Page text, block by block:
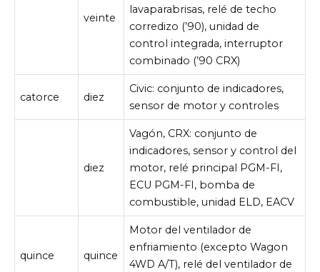
veinte
lavaparabrisas, relé de techo
corredizo (’90), unidad de
control integrada, interruptor
combinado (’90 CRX)
catorce diez
Civic: conjunto de indicadores,
sensor de motor y controles
diez
Vagón, CRX: conjunto de
indicadores, sensor y control del
motor, relé principal PGM-FI,
ECU PGM-FI, bomba de
combustible, unidad ELD, EACV
quince quince
Motor del ventilador de
enfriamiento (excepto Wagon
4WD A/T), relé del ventilador de